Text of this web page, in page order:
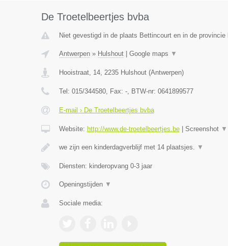
De Troetelbeertjes bvba
Niet gevestigd in de plaats Bettincourt en in de provincie
Antwerpen» Hulshout| Google maps ▼
Hooistraat, 14, 2235 Hulshout(Antwerpen)
Tel: 015/344580, Fax: -, BTW-nr: 0641899577
E-mail › De Troetelbeertjes bvba
Website: http://www.de-troetelbeertjes.be| Screenshot ▼
we zijn een kinderdagverblijf met 14 plaatsjes. ▼
Diensten: kinderopvang 0-3 jaar
Openingstijden ▼
Sociale media: